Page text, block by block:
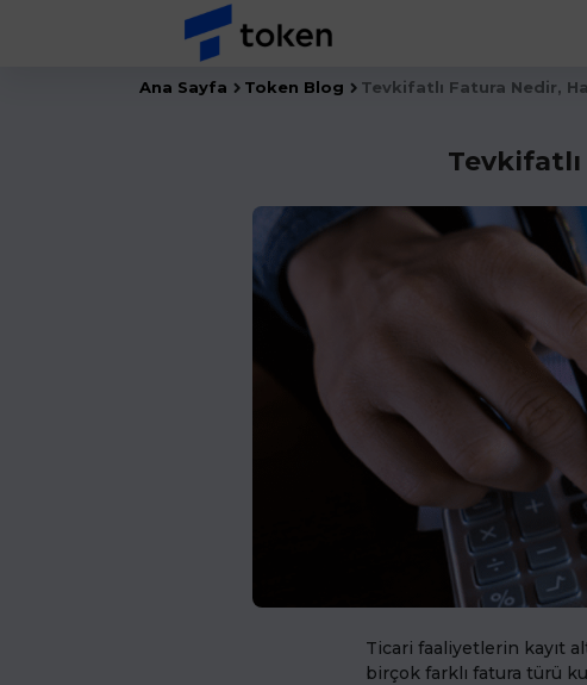
Ana Sayfa Token Blog Tevkifatlı Fatura Nedir,
Ticari faaliyetlerin kayıt
birçok farklı fatura türü